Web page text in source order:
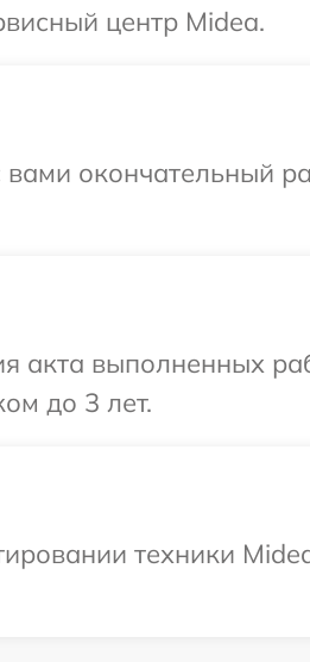
центр Midea.
окончательный
акта выполненных
до 3 лет.
техники